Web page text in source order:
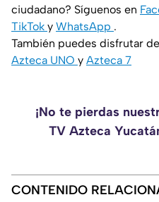
ciudadano? Síguenos en
TikTok y WhatsApp .
También puedes disfrutar
Azteca UNO y Azteca 7
¡No te pierdas
TV Azteca
CONTENIDO